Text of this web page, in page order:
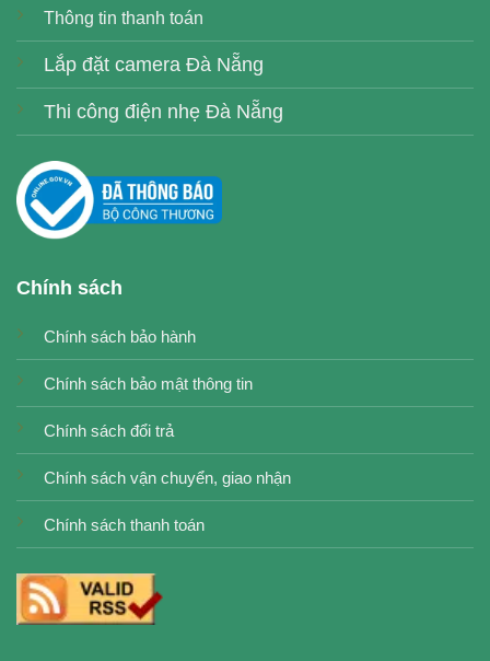
Thông tin thanh toán
Lắp đặt camera Đà Nẵng
Thi công điện nhẹ Đà Nẵng
Chính sách
Chính sách bảo hành
Chính sách bảo mật thông tin
Chính sách đổi trả
Chính sách vận chuyển, giao nhận
Chính sách thanh toán